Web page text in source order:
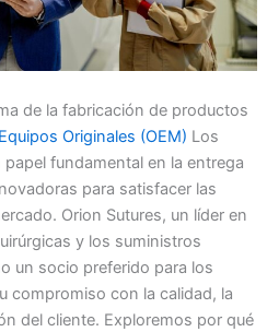
de la fabricación de productos
Originales (OEM) Los
fundamental en la entrega
para satisfacer las
Orion Sutures, un líder en
y los suministros
un socio preferido para los
compromiso con la calidad, la
del cliente. Exploremos por qué